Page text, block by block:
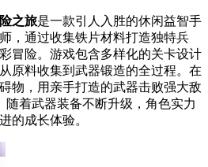
之旅是一款引人入胜的休闲益智手
，通过收集铁片材料打造独特兵
冒险。游戏包含多样化的关卡设计
原料收集到武器锻造的全过程。在
物，用亲手打造的武器击败强大敌
随着武器装备不断升级，角色实力
的成长体验。